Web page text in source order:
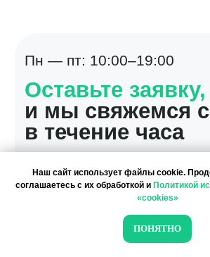
Наш сайт использует файлы cookie.
соглашаетесь с их обработкой и Политикой
«cookies»
ПОНЯТНО